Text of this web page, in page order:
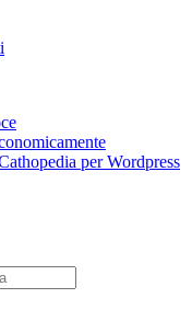
per Wordpress